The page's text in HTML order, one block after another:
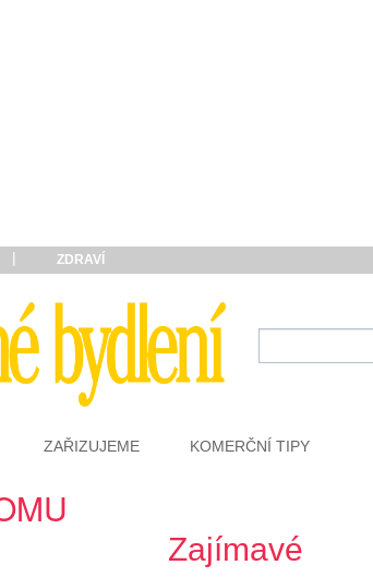
ZDRAVÍ
ZAŘIZUJEME KOMERČNÍ TIPY
Zajímavé